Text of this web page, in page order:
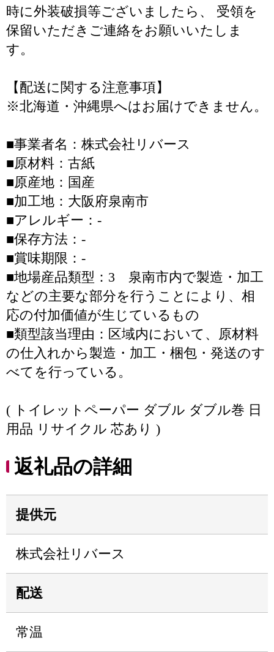
時に外装破損等ございましたら、 受領を
保留いただきご連絡をお願いいたしま
す。
【配送に関する注意事項】
※北海道・沖縄県へはお届けできません。
■事業者名：株式会社リバース
■原材料：古紙
■原産地：国産
■加工地：大阪府泉南市
■アレルギー：-
■保存方法：-
■賞味期限：-
■地場産品類型：3 泉南市内で製造・加工
などの主要な部分を行うことにより、相
応の付加価値が生じているもの
■類型該当理由：区域内において、原材料
の仕入れから製造・加工・梱包・発送のす
べてを行っている。
( トイレットペーパー ダブル ダブル巻 日
用品 リサイクル 芯あり )
返礼品の詳細
提供元
株式会社リバース
配送
常温